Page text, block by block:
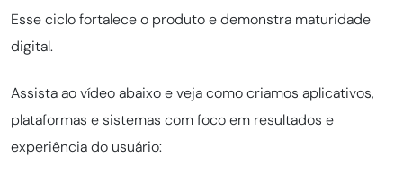
Esse ciclo fortalece o produto e demonstra maturidade
digital.
Assista ao vídeo abaixo e veja como criamos aplicativos,
plataformas e sistemas com foco em resultados e
experiência do usuário: